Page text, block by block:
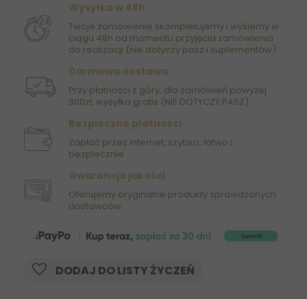
Wysyłka w 48h
Twoje zamówienie skompletujemy i wyślemy w
ciągu 48h od momentu przyjęcia zamówienia
do realizacji (nie dotyczy pasz i suplementów)
Darmowa dostawa
Przy płatności z góry, dla zamówień powyżej
300zł, wysyłka gratis (NIE DOTYCZY PASZ)
Bezpieczne płatności
Zapłać przez internet, szybko, łatwo i
bezpiecznie
Gwarancja jakości
Oferujemy oryginalne produkty sprawdzonych
dostawców.
DODAJ DO LISTY ŻYCZEŃ